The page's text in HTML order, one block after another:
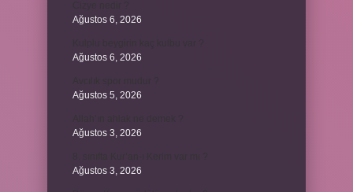
Ağustos 6, 2026
Ağustos 6, 2026
Ağustos 5, 2026
Ağustos 3, 2026
Ağustos 3, 2026